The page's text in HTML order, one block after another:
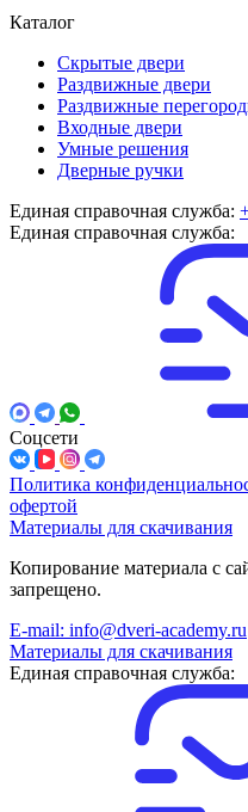
Каталог
Скрытые двери
Раздвижные двери
Раздвижные
Входные двери
Умные решения
Дверные ручки
Единая справочная служба:
Единая справочная служба:
Соцсети
Политика
офертой
Материалы для скачивания
Копирование материала с
запрещено.
E-mail: info@dveri-academy.ru
Материалы для скачивания
Единая справочная служба: